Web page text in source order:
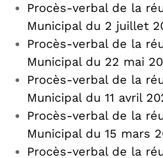
Procès-verbal de la
Municipal du 2 juillet
Procès-verbal de la
Municipal du 22 mai
Procès-verbal de la
Municipal du 11 avril
Procès-verbal de la
Municipal du 15 mars
Procès-verbal de la